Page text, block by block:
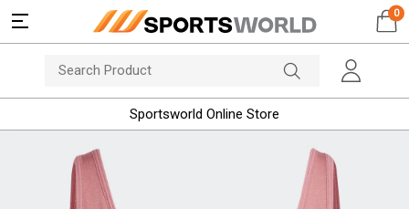
0
Sportsworld Online Store